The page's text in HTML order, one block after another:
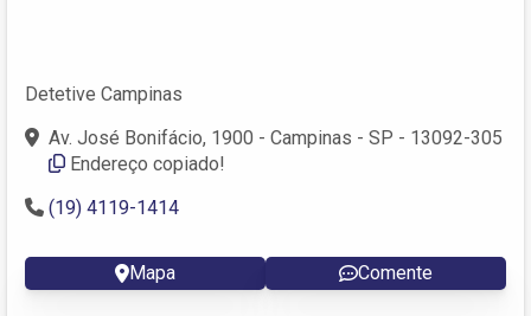
Detetive Campinas
Av. José Bonifácio, 1900 - Campinas - SP - 13092-305
Endereço copiado!
(19) 4119-1414
Mapa Comente